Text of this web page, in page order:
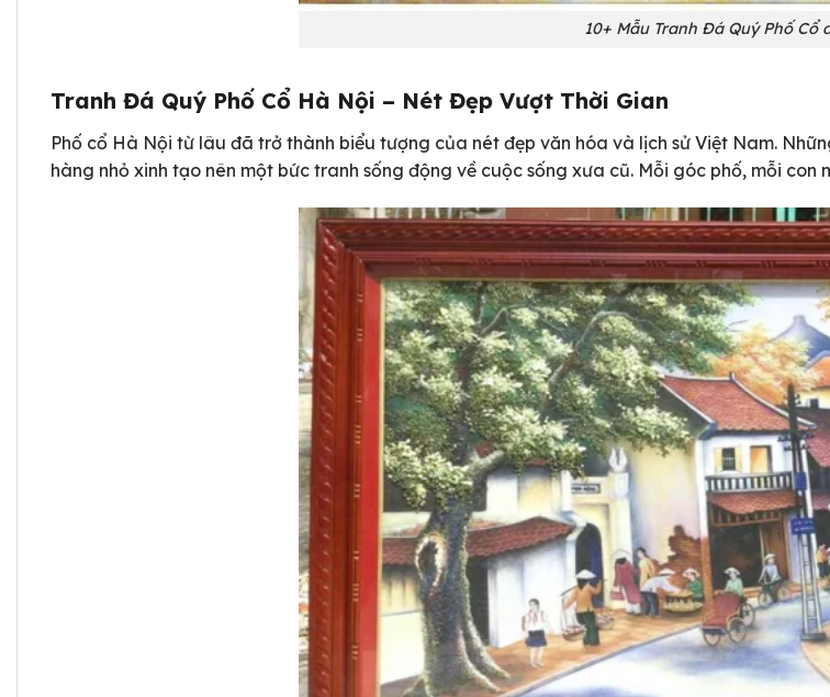
10+ Mẫu Tranh Đá Quý Phố Cổ
Tranh Đá Quý Phố Cổ Hà Nội – Nét Đẹp Vượt Thời Gian
Phố cổ Hà Nội từ lâu đã trở thành biểu tượng của nét đẹp văn hóa và lịch sử Việt Nam.
hàng nhỏ xinh tạo nên một bức tranh sống động về cuộc sống xưa cũ. Mỗi góc phố, mỗi